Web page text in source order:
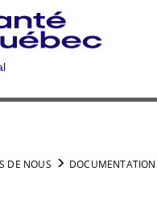
DE NOUS DOCUMENTATION